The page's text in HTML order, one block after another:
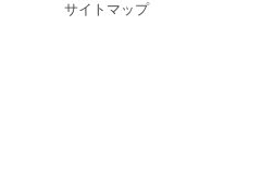
サイトマップ